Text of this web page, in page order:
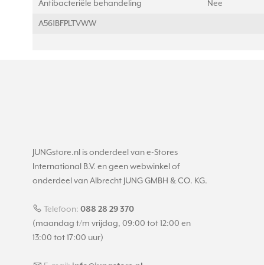
Antibacteriële behandeling Nee
A561BFPLTVWW
JUNGstore.nl is onderdeel van e-Stores
International B.V. en geen webwinkel of
onderdeel van Albrecht JUNG GMBH & CO. KG.
Telefoon: 088 28 29 370
(maandag t/m vrijdag, 09:00 tot 12:00 en
13:00 tot 17:00 uur)